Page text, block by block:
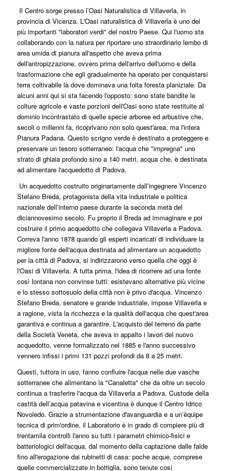
Il Centro sorge presso l’Oasi Naturalistica di Villaverla, in
provincia di Vicenza. L'Oasi naturalistica di Villaverla è uno dei
più importanti "laboratori verdi" del nostro Paese. Qui l'uomo sta
collaborando con la natura per riportare uno straordinario lembo di
area umida di pianura all'aspetto che aveva prima
dell'antropizzazione, ovvero prima dell'arrivo dell'uomo e della
trasformazione che egli gradualmente ha operato per conquistarsi
terra coltivabile là dove dominava una folta foresta planiziale. Da
alcuni anni qui si sta facendo l'opposto: sono state bandite le
colture agricole e vaste porzioni dell'Oasi sono state restituite al
dominio incontrastato di quelle specie arboree ed arbustive che,
secoli o millenni fa, ricoprivano non solo quest'area, ma l'intera
Pianura Padana. Questo scrigno verde è destinato a proteggere e
preservare un tesoro sotterraneo: l'acqua che "impregna" uno
strato di ghiaia profondo sino a 140 metri, acqua che, è destinata
ad alimentare l'acquedotto di Padova.
Un acquedotto costruito originariamente dall’ingegnere Vincenzo
Stefano Breda, protagonista della vita industriale e politica
nazionale dell’interno paese durante la seconda metà del
diciannovesimo secolo. Fu proprio il Breda ad immaginare e poi
costruire il primo acquedotto che collegava Villaverla a Padova.
Correva l'anno 1878 quando gli esperti incaricati di individuare la
migliore fonte dell'acqua destinata ad alimentare un acquedotto
per la città di Padova, si indirizzarono verso quella che oggi è
l'Oasi di Villaverla. A tutta prima, l'idea di ricorrere ad una fonte
così lontana non convinse tutti: esistevano alternative più vicine
e lo stesso sottosuolo della città non è privo d'acqua. Vincenzo
Stefano Breda, senatore e grande industriale, impose Villaverla e
a ragione, vista la ricchezza e la qualità dell'acqua che quest'area
garantiva e continua a garantire. L'acquisto del terreno da parte
della Società Veneta, che aveva in appalto i lavori del nuovo
acquedotto, venne formalizzato nel 1885 e l'anno successivo
vennero infissi i primi 131 pozzi profondi da 8 a 25 metri.
Questi, tuttora in uso, fanno confluire l'acqua nelle due vasche
sotterranee che alimentano la "Canaletta" che da oltre un secolo
continua a trasferire l'acqua da Villaverla a Padova. Custode della
castità dell’acqua patavina e vicentina è dunque il Centro Idrico
Novoledo. Grazie a strumentazione d'avanguardia e a un’èquipe
tecnica di prim'ordine, il Laboratorio è in grado di compiere più di
trentamila controlli l'anno su tutti i parametri chimico-fisici e
batteriologici dell'acqua, dal momento della captazione dalle falde
fino all'erogazione dai rubinetti di casa: poche acque, comprese
quelle commercializzate in bottiglia, sono tenute così